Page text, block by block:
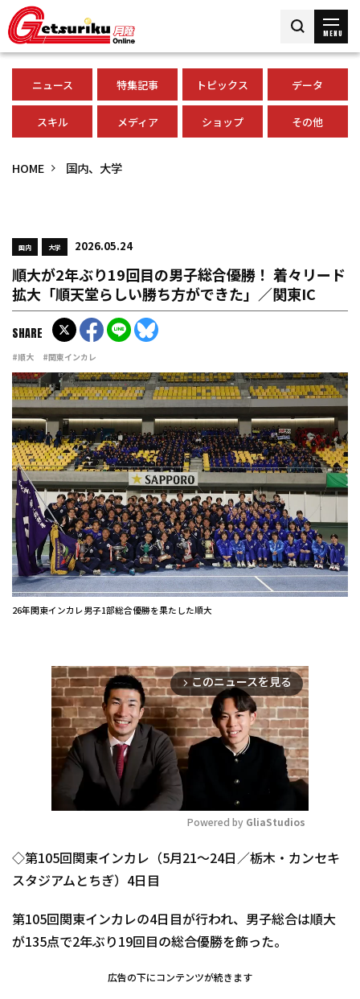
MENU
ニュース 特集記事 トピックス データ
スキル メディア ショップ その他
HOME 国内、大学
国内 大学 2026.05.24
順大が2年ぶり19回目の男子総合優勝！ 着々リード
拡大「順天堂らしい勝ち方ができた」／関東IC
#順大 #関東インカレ
SHARE
26年関東インカレ男子1部総合優勝を果たした順大
arrow_forward_ios このニュースを見る
Mute
Powered by GliaStudios
◇第105回関東インカレ（5月21～24日／栃木・カンセキ
スタジアムとちぎ）4日目
第105回関東インカレの4日目が行われ、男子総合は順大
が135点で2年ぶり19回目の総合優勝を飾った。
広告の下にコンテンツが続きます